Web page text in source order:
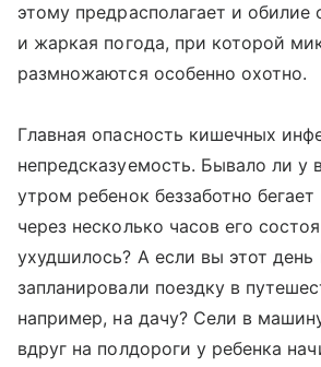
этому предрасполагает и
и жаркая погода, при которой
размножаются особенно охотно.
Главная опасность кишечных
непредсказуемость. Бывало ли у
утром ребенок беззаботно
через несколько часов его
ухудшилось? А если вы этот день
запланировали поездку в
например, на дачу? Сели в
вдруг на полдороги у ребенка